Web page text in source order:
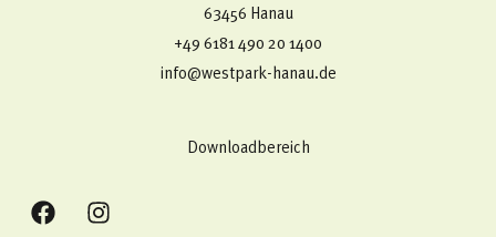
63456 Hanau
+49 6181 490 20 1400​
info@westpark-hanau.de
Downloadbereich